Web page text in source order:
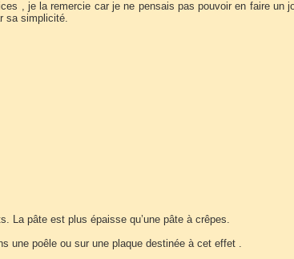
, je la remercie car je ne pensais pas pouvoir en faire un
sa simplicité.
La pâte est plus épaisse qu’une pâte à crêpes.
une poêle ou sur une plaque destinée à cet effet .